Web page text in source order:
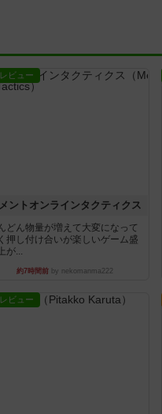
レビュー
ントオンラインタクティクス
どん物量が増えて大変になって
押し付け合いが楽しいゲーム盛
が...
約7時間前by nekomanma222
レビュー